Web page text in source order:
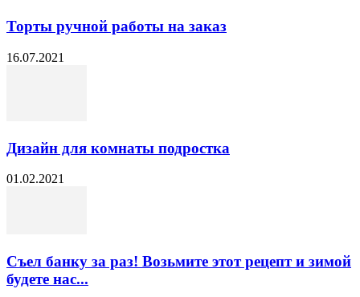
Торты ручной работы на заказ
16.07.2021
Дизайн для комнаты подростка
01.02.2021
Съел банку за раз! Возьмите этот рецепт и зимой
будете нас...